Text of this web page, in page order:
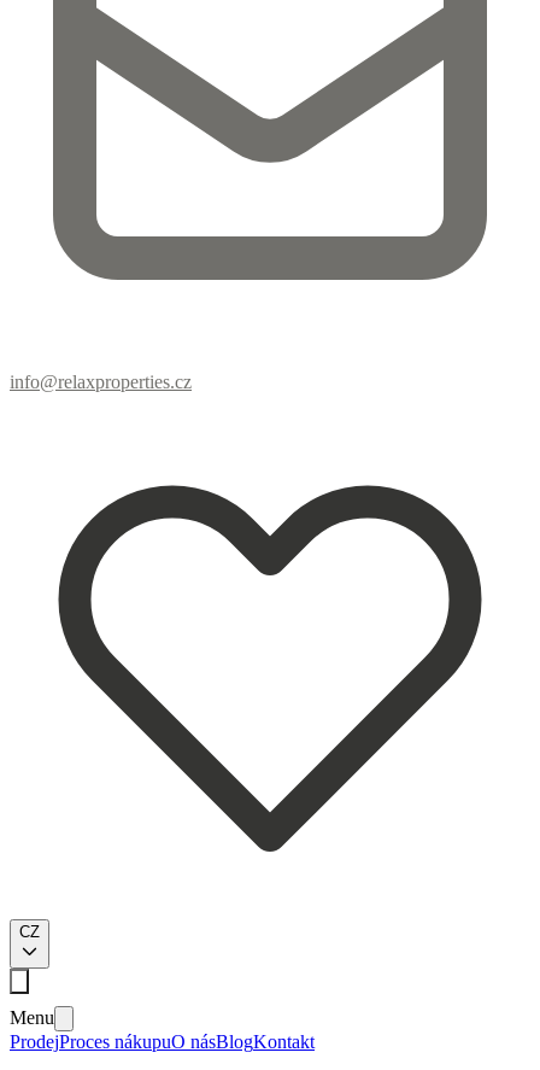
info@relaxproperties.cz
CZ
Menu
ProdejProces nákupuO násBlogKontakt